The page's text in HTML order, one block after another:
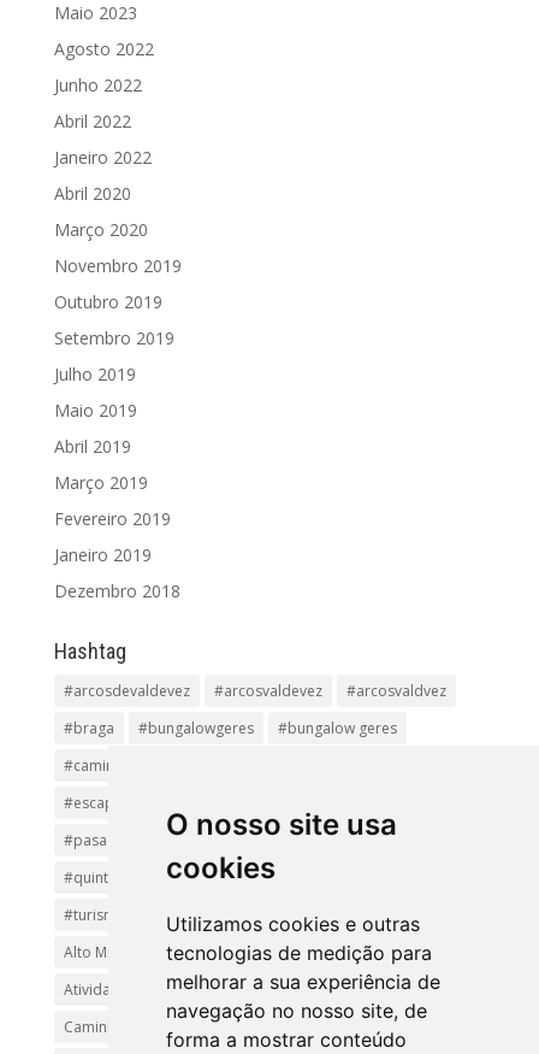
O nosso site usa
cookies
Utilizamos cookies e outras
tecnologias de medição para
melhorar a sua experiência de
navegação no nosso site, de
forma a mostrar conteúdo
Maio 2023
Agosto 2022
Junho 2022
Abril 2022
Janeiro 2022
Abril 2020
Março 2020
Novembro 2019
Outubro 2019
Setembro 2019
Julho 2019
Maio 2019
Abril 2019
Março 2019
Fevereiro 2019
Janeiro 2019
Dezembro 2018
Hashtag
#arcosdevaldevez #arcosvaldevez
#arcosvaldvez
#braga
#bungalowgeres
#bungalow geres
#caminhadas
#escapadinha
#pasadiços
#passadiçosdovez
#penedageres
#quintalamosa
#religião
#turismoreligioso
#turismorural
#vianadocastelo
Alto Minho
Arcos de Valdevez.
Arcos Valdevez
Atividades e Passeios
aventura
Caminhadas e Passeio
Caminho de Santiago
Caminho Minhoto Ribeiro